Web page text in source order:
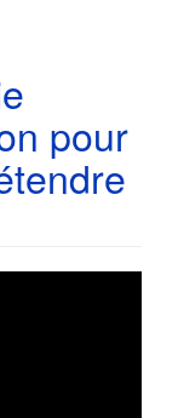
pour